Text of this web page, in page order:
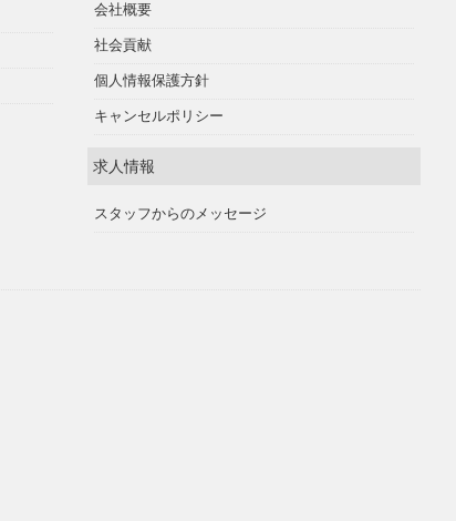
会社概要
社会貢献
個人情報保護方針
キャンセルポリシー
求人情報
スタッフからのメッセージ